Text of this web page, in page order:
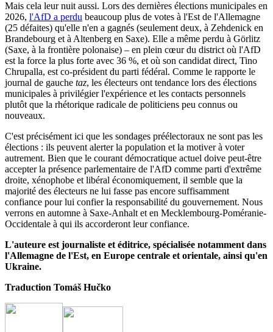
Mais cela leur nuit aussi. Lors des dernières élections municipales en
2026, l'AfD a perdu beaucoup plus de votes à l'Est de l'Allemagne
(25 défaites) qu'elle n'en a gagnés (seulement deux, à Zehdenick en
Brandebourg et à Altenberg en Saxe). Elle a même perdu à Görlitz
(Saxe, à la frontière polonaise) – en plein cœur du district où l'AfD
est la force la plus forte avec 36 %, et où son candidat direct, Tino
Chrupalla, est co-président du parti fédéral. Comme le rapporte le
journal de gauche taz, les électeurs ont tendance lors des élections
municipales à privilégier l'expérience et les contacts personnels
plutôt que la rhétorique radicale de politiciens peu connus ou
nouveaux.
C'est précisément ici que les sondages préélectoraux ne sont pas les
élections : ils peuvent alerter la population et la motiver à voter
autrement. Bien que le courant démocratique actuel doive peut-être
accepter la présence parlementaire de l'AfD comme parti d'extrême
droite, xénophobe et libéral économiquement, il semble que la
majorité des électeurs ne lui fasse pas encore suffisamment
confiance pour lui confier la responsabilité du gouvernement. Nous
verrons en automne à Saxe-Anhalt et en Mecklembourg-Poméranie-
Occidentale à qui ils accorderont leur confiance.
L'auteure est journaliste et éditrice, spécialisée notamment dans
l'Allemagne de l'Est, en Europe centrale et orientale, ainsi qu'en
Ukraine.
Traduction Tomáš Hučko